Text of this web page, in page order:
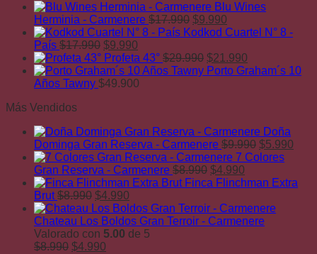
era:
$14.990.
es:
$9.990.
Blu Wines
Herminia - Carmenere $17.990 El
precio
era:
$17.990.
$9.990
precio
es:
$9.990.
Kodkod Cuartel N° 8 -
País $17.990 El
precio
original
era:
$9.990
precio
actual
es:
Profeta 43° $29.990 El
precio
$21.990
precio
Porto Graham´s 10
Años Tawny $49.900
Más Vendidos
Doña
Dominga Gran Reserva - Carmenere $9.990 El
precio
era:
$5.990
es:
7 Colores
Gran Reserva - Carmenere $8.990 El
precio
era:
$8.990.
$4.990
precio
es:
$4.990.
Finca Flinchman Extra
Brut $8.990 El
precio
original
era:
$8.990.
$4.990
precio
actual
es:
Chateau Los Boldos Gran Terroir - Carmenere
Valorado con 5.00 de 5
$8.990 El
$4.990